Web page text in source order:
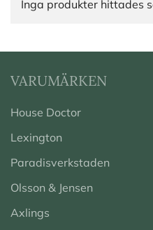
Inga produkter hittades
VARUMÄRKEN
House Doctor
Lexington
Paradisverkstaden
Olsson & Jensen
Axlings